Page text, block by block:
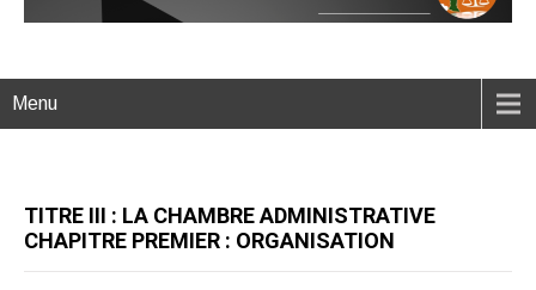
Menu
TITRE III : LA CHAMBRE ADMINISTRATIVE
CHAPITRE PREMIER : ORGANISATION